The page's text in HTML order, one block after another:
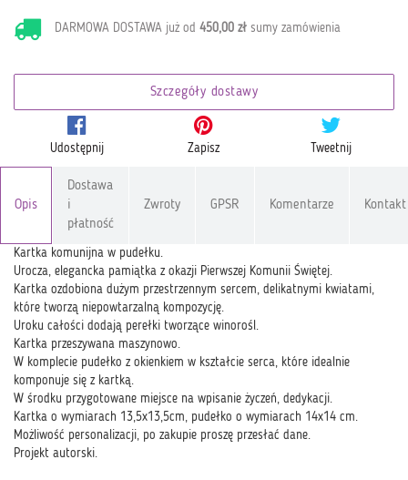
DARMOWA DOSTAWA już od450,00 zł sumy zamówienia
Szczegóły dostawy
Udostępnij Zapisz Tweetnij
Opis
Dostawa
i
płatność
Zwroty GPSR Komentarze Kontakt
Kartka komunijna w pudełku.
Urocza, elegancka pamiątka z okazji Pierwszej Komunii Świętej.
Kartka ozdobiona dużym przestrzennym sercem, delikatnymi kwiatami,
które tworzą niepowtarzalną kompozycję.
Uroku całości dodają perełki tworzące winorośl.
Kartka przeszywana maszynowo.
W komplecie pudełko z okienkiem w kształcie serca, które idealnie
komponuje się z kartką.
W środku przygotowane miejsce na wpisanie życzeń, dedykacji.
Kartka o wymiarach 13,5x13,5cm, pudełko o wymiarach 14x14 cm.
Możliwość personalizacji, po zakupie proszę przesłać dane.
Projekt autorski.